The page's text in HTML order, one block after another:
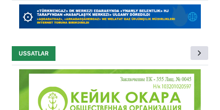
USSATLAR